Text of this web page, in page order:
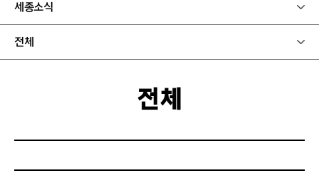
세종소식
전체
전체